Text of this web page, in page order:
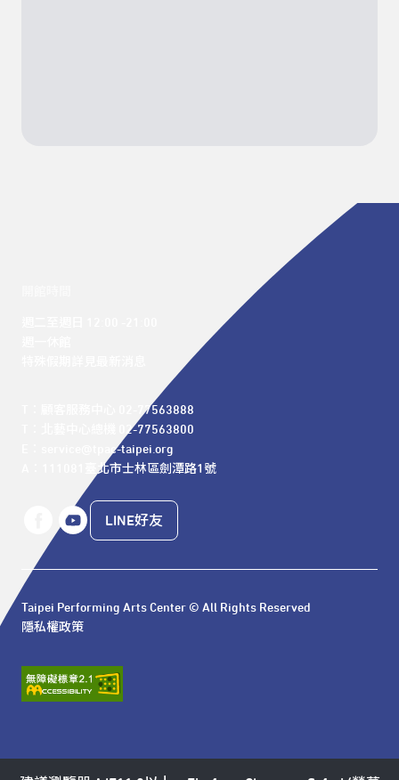
T：顧客服務中心 02-77563888
T：北藝中心總機 02-77563800
E：service@tpac-taipei.org
A：111081臺北市士林區劍潭路1號
LINE好友
Taipei Performing Arts Center © All Rights Reserved
隱私權政策